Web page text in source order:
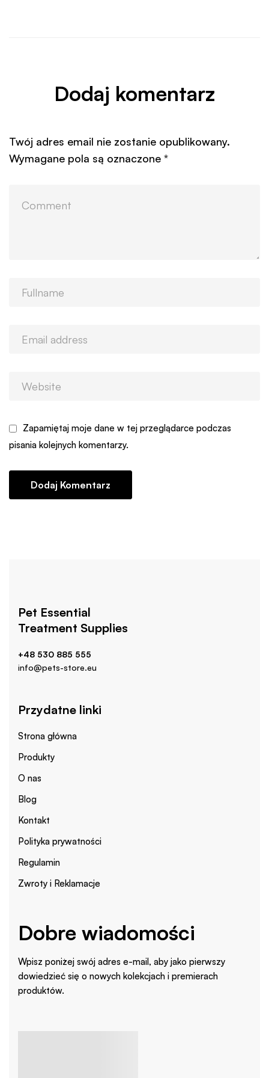
Dodaj komentarz
Twój adres email nie zostanie opublikowany.
Wymagane pola są oznaczone *
Zapamiętaj moje dane w tej przeglądarce podczas
pisania kolejnych komentarzy.
Pet Essential
Treatment Supplies
+48 530 885 555
info@pets-store.eu
Przydatne linki
Strona główna
Produkty
O nas
Blog
Kontakt
Polityka prywatności
Regulamin
Zwroty i Reklamacje
Dobre wiadomości
Wpisz poniżej swój adres e-mail, aby jako pierwszy
dowiedzieć się o nowych kolekcjach i premierach
produktów.